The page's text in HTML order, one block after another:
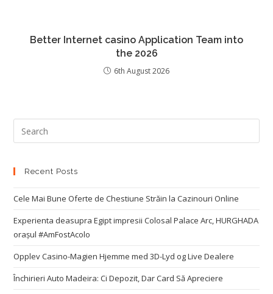
Better Internet casino Application Team into
the 2026
6th August 2026
Recent Posts
Cele Mai Bune Oferte de Chestiune Străin la Cazinouri Online
Experienta deasupra Egipt impresii Colosal Palace Arc, HURGHADA
orașul #AmFostAcolo
Opplev Casino-Magien Hjemme med 3D-Lyd og Live Dealere
Închirieri Auto Madeira: Ci Depozit, Dar Card Să Apreciere